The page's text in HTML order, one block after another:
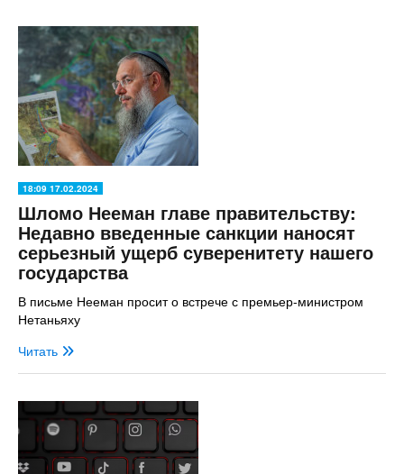
18:09 17.02.2024
Шломо Нееман главе правительству:
Недавно введенные санкции наносят
серьезный ущерб суверенитету нашего
государства
В письме Нееман просит о встрече с премьер-министром
Нетаньяху
Читать